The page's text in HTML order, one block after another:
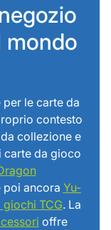
mondo
le carte da
contesto
collezione e
carte da gioco
poi ancora Yu-
giochi TCG. La
offre